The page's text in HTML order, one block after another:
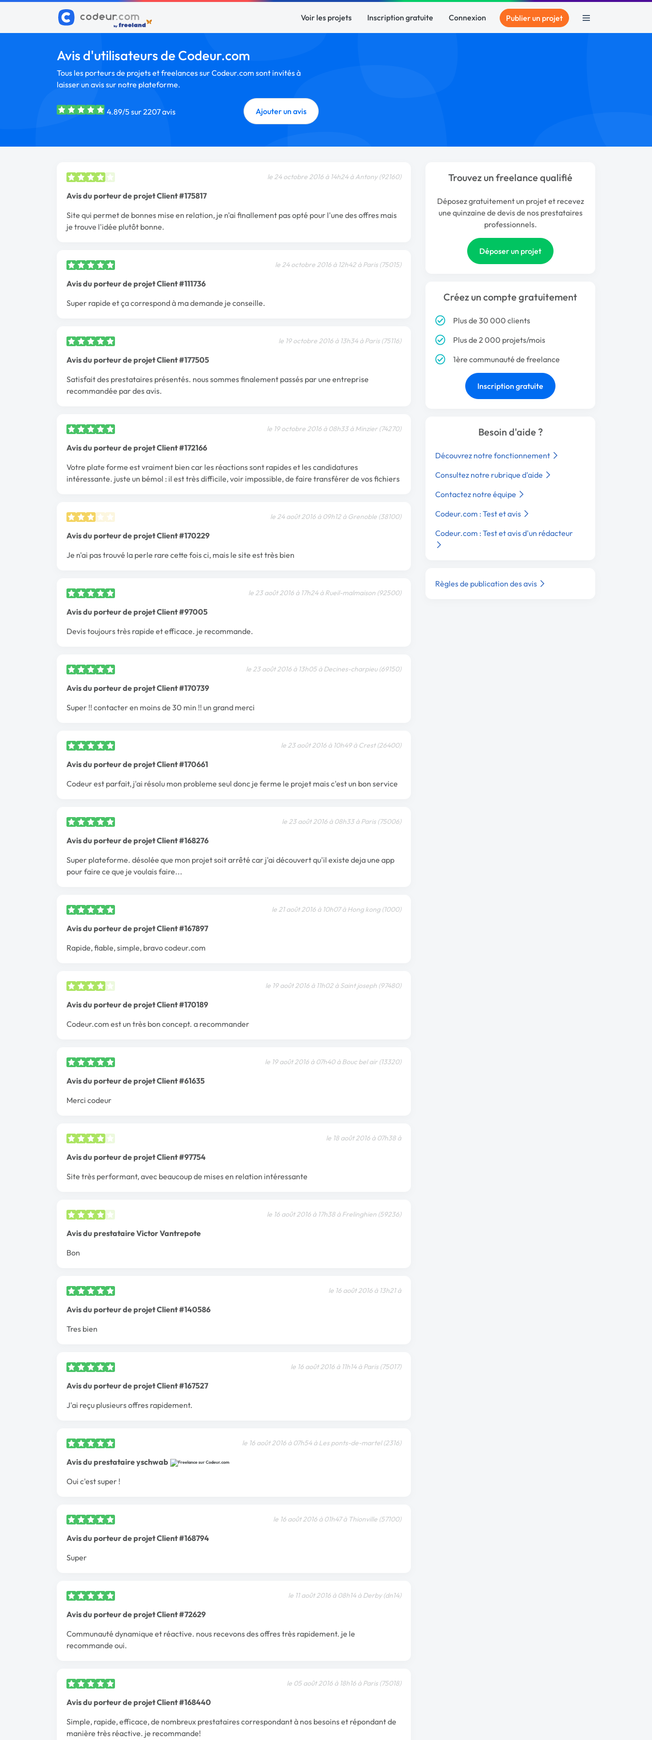
Voir les projets Inscription gratuite Connexion Publier un projet
Avis d'utilisateurs de Codeur.com
Tous les porteurs de projets et freelances sur Codeur.com sont invités à
laisser un avis sur notre plateforme.
4.89/5 sur 2207 avis Ajouter un avis
le 24 octobre 2016 à 14h24 à Antony (92160)
Avis du porteur de projet Client #175817
Site qui permet de bonnes mise en relation, je n'ai finallement pas opté pour l'une des offres mais
je trouve l'idée plutôt bonne.
le 24 octobre 2016 à 12h42 à Paris (75015)
Avis du porteur de projet Client #111736
Super rapide et ça correspond à ma demande je conseille.
le 19 octobre 2016 à 13h34 à Paris (75116)
Avis du porteur de projet Client #177505
Satisfait des prestataires présentés. nous sommes finalement passés par une entreprise
recommandée par des avis.
le 19 octobre 2016 à 08h33 à Minzier (74270)
Avis du porteur de projet Client #172166
Votre plate forme est vraiment bien car les réactions sont rapides et les candidatures
intéressante. juste un bémol : il est très difficile, voir impossible, de faire transférer de vos fichiers
le 24 août 2016 à 09h12 à Grenoble (38100)
Avis du porteur de projet Client #170229
Je n'ai pas trouvé la perle rare cette fois ci, mais le site est très bien
le 23 août 2016 à 17h24 à Rueil-malmaison (92500)
Avis du porteur de projet Client #97005
Devis toujours très rapide et efficace. je recommande.
le 23 août 2016 à 13h05 à Decines-charpieu (69150)
Avis du porteur de projet Client #170739
Super !! contacter en moins de 30 min !! un grand merci
le 23 août 2016 à 10h49 à Crest (26400)
Avis du porteur de projet Client #170661
Codeur est parfait, j'ai résolu mon probleme seul donc je ferme le projet mais c'est un bon service
le 23 août 2016 à 08h33 à Paris (75006)
Avis du porteur de projet Client #168276
Super plateforme. désolée que mon projet soit arrêté car j'ai découvert qu'il existe deja une app
pour faire ce que je voulais faire...
le 21 août 2016 à 10h07 à Hong kong (1000)
Avis du porteur de projet Client #167897
Rapide, fiable, simple, bravo codeur.com
le 19 août 2016 à 11h02 à Saint joseph (97480)
Avis du porteur de projet Client #170189
Codeur.com est un très bon concept. a recommander
le 19 août 2016 à 07h40 à Bouc bel air (13320)
Avis du porteur de projet Client #61635
Merci codeur
le 18 août 2016 à 07h38 à
Avis du porteur de projet Client #97754
Site très performant, avec beaucoup de mises en relation intéressante
le 16 août 2016 à 17h38 à Frelinghien (59236)
Avis du prestataire Victor Vantrepote
Bon
le 16 août 2016 à 13h21 à
Avis du porteur de projet Client #140586
Tres bien
le 16 août 2016 à 11h14 à Paris (75017)
Avis du porteur de projet Client #167527
J'ai reçu plusieurs offres rapidement.
le 16 août 2016 à 07h54 à Les ponts-de-martel (2316)
Avis du prestataire yschwab
Oui c'est super !
le 16 août 2016 à 01h47 à Thionville (57100)
Avis du porteur de projet Client #168794
Super
le 11 août 2016 à 08h14 à Derby (dn14)
Avis du porteur de projet Client #72629
Communauté dynamique et réactive. nous recevons des offres très rapidement. je le
recommande oui.
le 05 août 2016 à 18h16 à Paris (75018)
Avis du porteur de projet Client #168440
Simple, rapide, efficace, de nombreux prestataires correspondant à nos besoins et répondant de
manière très réactive. je recommande!
Trouvez un freelance qualifié
Déposez gratuitement un projet et recevez
une quinzaine de devis de nos prestataires
professionnels.
Déposer un projet
Créez un compte gratuitement
Plus de 30 000 clients
Plus de 2 000 projets/mois
1ère communauté de freelance
Inscription gratuite
Besoin d'aide ?
Découvrez notre fonctionnement
Consultez notre rubrique d'aide
Contactez notre équipe
Codeur.com : Test et avis
Codeur.com : Test et avis d'un rédacteur
Règles de publication des avis